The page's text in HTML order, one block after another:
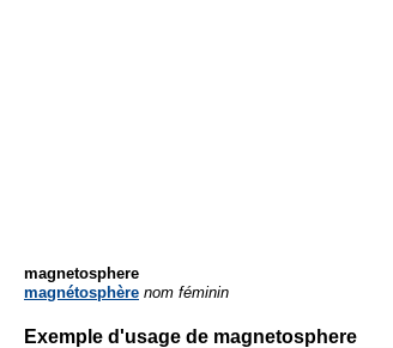
magnetosphere
magnétosphère nom féminin
Exemple d'usage de magnetosphere